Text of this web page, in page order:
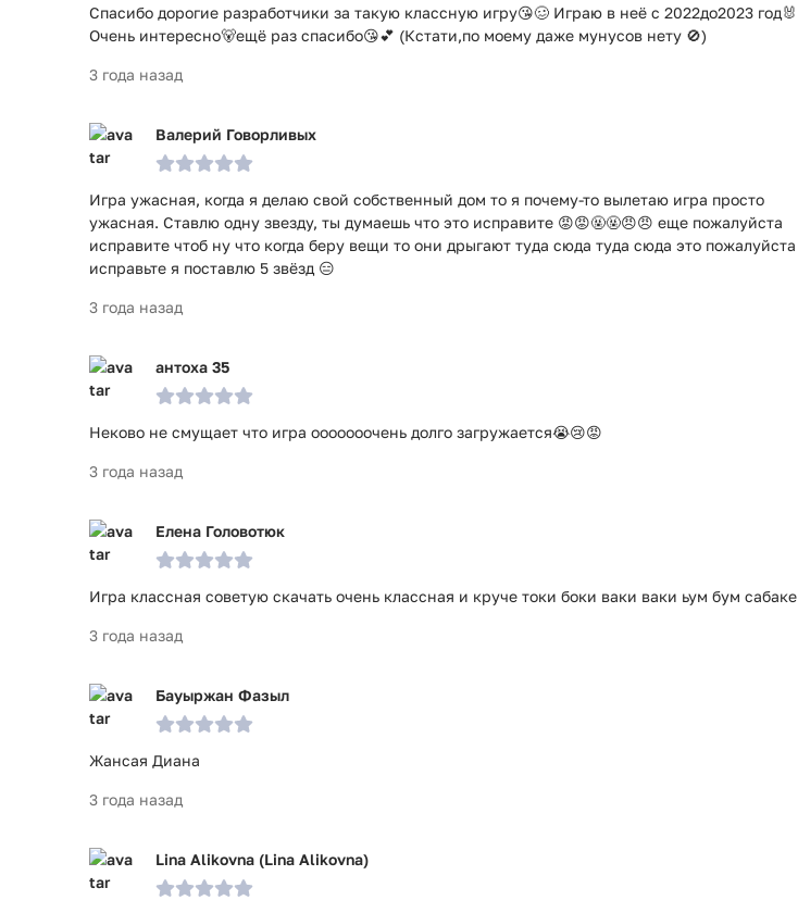
Спасибо дорогие разработчики за такую классную игру😘🥴 Играю в неё с 2022до2023 год🐰
Очень интересно🐻ещё раз спасибо😘💕 (Кстати,по моему даже мунусов нету 🚫)
3 года назад
Валерий Говорливых
Игра ужасная, когда я делаю свой собственный дом то я почему-то вылетаю игра просто
ужасная. Ставлю одну звезду, ты думаешь что это исправите 😡😡🤬🤬😠😠 еще пожалуйста
исправите чтоб ну что когда беру вещи то они дрыгают туда сюда туда сюда это пожалуйста
исправьте я поставлю 5 звёзд 😑
3 года назад
антоха 35
Неково не смущает что игра ооооооочень долго загружается😭😢😡
3 года назад
Елена Головотюк
Игра классная советую скачать очень классная и круче токи боки ваки ваки ьум бум сабаке
3 года назад
Бауыржан Фазыл
Жансая Диана
3 года назад
Lina Alikovna (Lina Alikovna)